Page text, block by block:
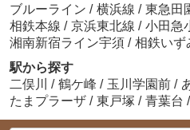
ブルーライン / 横浜線 / 東急田
相鉄本線 / 京浜東北線 / 小田急
湘南新宿ライン宇須 / 相鉄いず
駅から探す
二俣川
/ 鶴ケ峰 / 玉川学園前 /
たまプラーザ / 東戸塚 / 青葉台 /